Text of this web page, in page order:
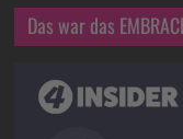
Das war das